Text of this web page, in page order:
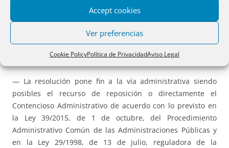
Accept cookies
Ver preferencias
Cookie PolicyPolítica de PrivacidadAviso Legal
— La resolución se dicta conforme a la misma Ley citada. El
órgano competentes es la Secretaría de Estado de
Digitalización e Inteligencia Artificial, que tiene un plazo
máximo de sesenta días hábiles contando desde la fecha
de publicación de la convocatoria. El silencio es negativo.
— La resolución pone fin a la vía administrativa siendo
posibles el recurso de reposición o directamente el
Contencioso Administrativo de acuerdo con lo previsto en
la Ley 39/2015, de 1 de octubre, del Procedimiento
Administrativo Común de las Administraciones Públicas y
en la Ley 29/1998, de 13 de julio, reguladora de la